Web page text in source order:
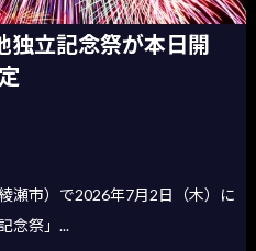
独立記念祭が本日開
瀬市）で2026年7月2日（木）に
念祭」...